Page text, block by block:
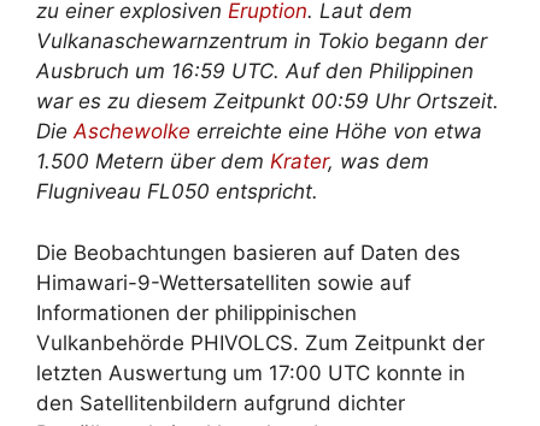
zu einer explosiven Eruption. Laut dem
Vulkanaschewarnzentrum in Tokio begann der
Ausbruch um 16:59 UTC. Auf den Philippinen
war es zu diesem Zeitpunkt 00:59 Uhr Ortszeit.
DieAschewolke erreichte eine Höhe von etwa
1.500 Metern über dem Krater, was dem
Flugniveau FL050 entspricht.
Die Beobachtungen basieren auf Daten des
Himawari-9-Wettersatelliten sowie auf
Informationen der philippinischen
Vulkanbehörde PHIVOLCS. Zum Zeitpunkt der
letzten Auswertung um 17:00 UTC konnte in
den Satellitenbildern aufgrund dichter